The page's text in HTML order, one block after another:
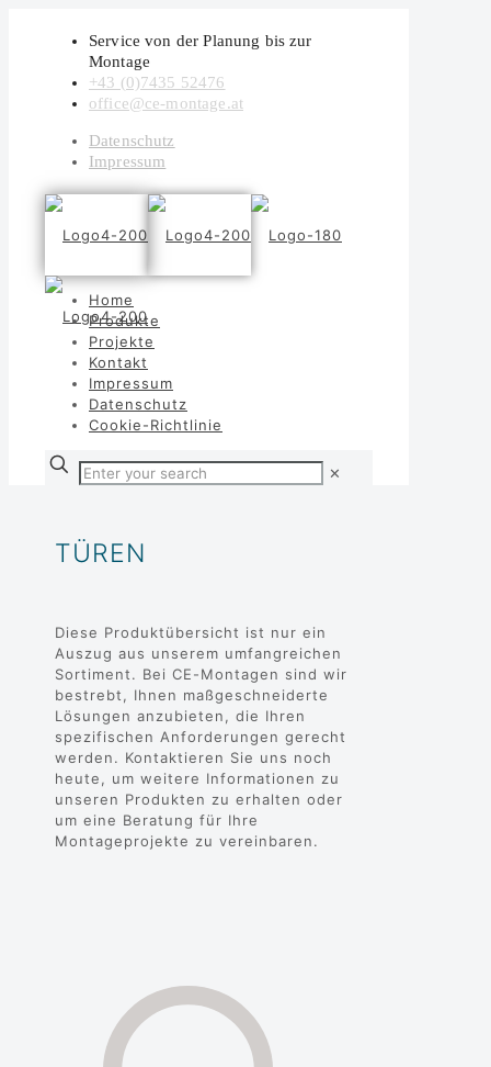
Service von der Planung bis zur
Montage
+43 (0)7435 52476
office@ce-montage.at
Datenschutz
Impressum
Home
Produkte
Projekte
Kontakt
Impressum
Datenschutz
Cookie-Richtlinie
✕
TÜREN
Diese Produktübersicht ist nur ein
Auszug aus unserem umfangreichen
Sortiment. Bei CE-Montagen sind wir
bestrebt, Ihnen maßgeschneiderte
Lösungen anzubieten, die Ihren
spezifischen Anforderungen gerecht
werden. Kontaktieren Sie uns noch
heute, um weitere Informationen zu
unseren Produkten zu erhalten oder
um eine Beratung für Ihre
Montageprojekte zu vereinbaren.